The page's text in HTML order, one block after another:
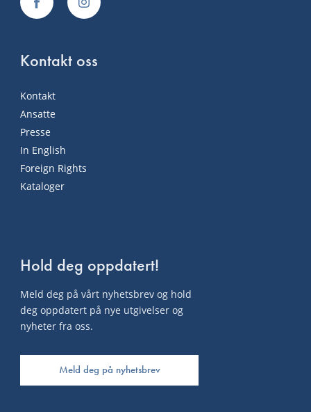
Kontakt oss
Kontakt
Ansatte
Presse
In English
Foreign Rights
Kataloger
Hold deg oppdatert!
Meld deg på vårt nyhetsbrev og hold
deg oppdatert på nye utgivelser og
nyheter fra oss.
Meld deg på nyhetsbrev